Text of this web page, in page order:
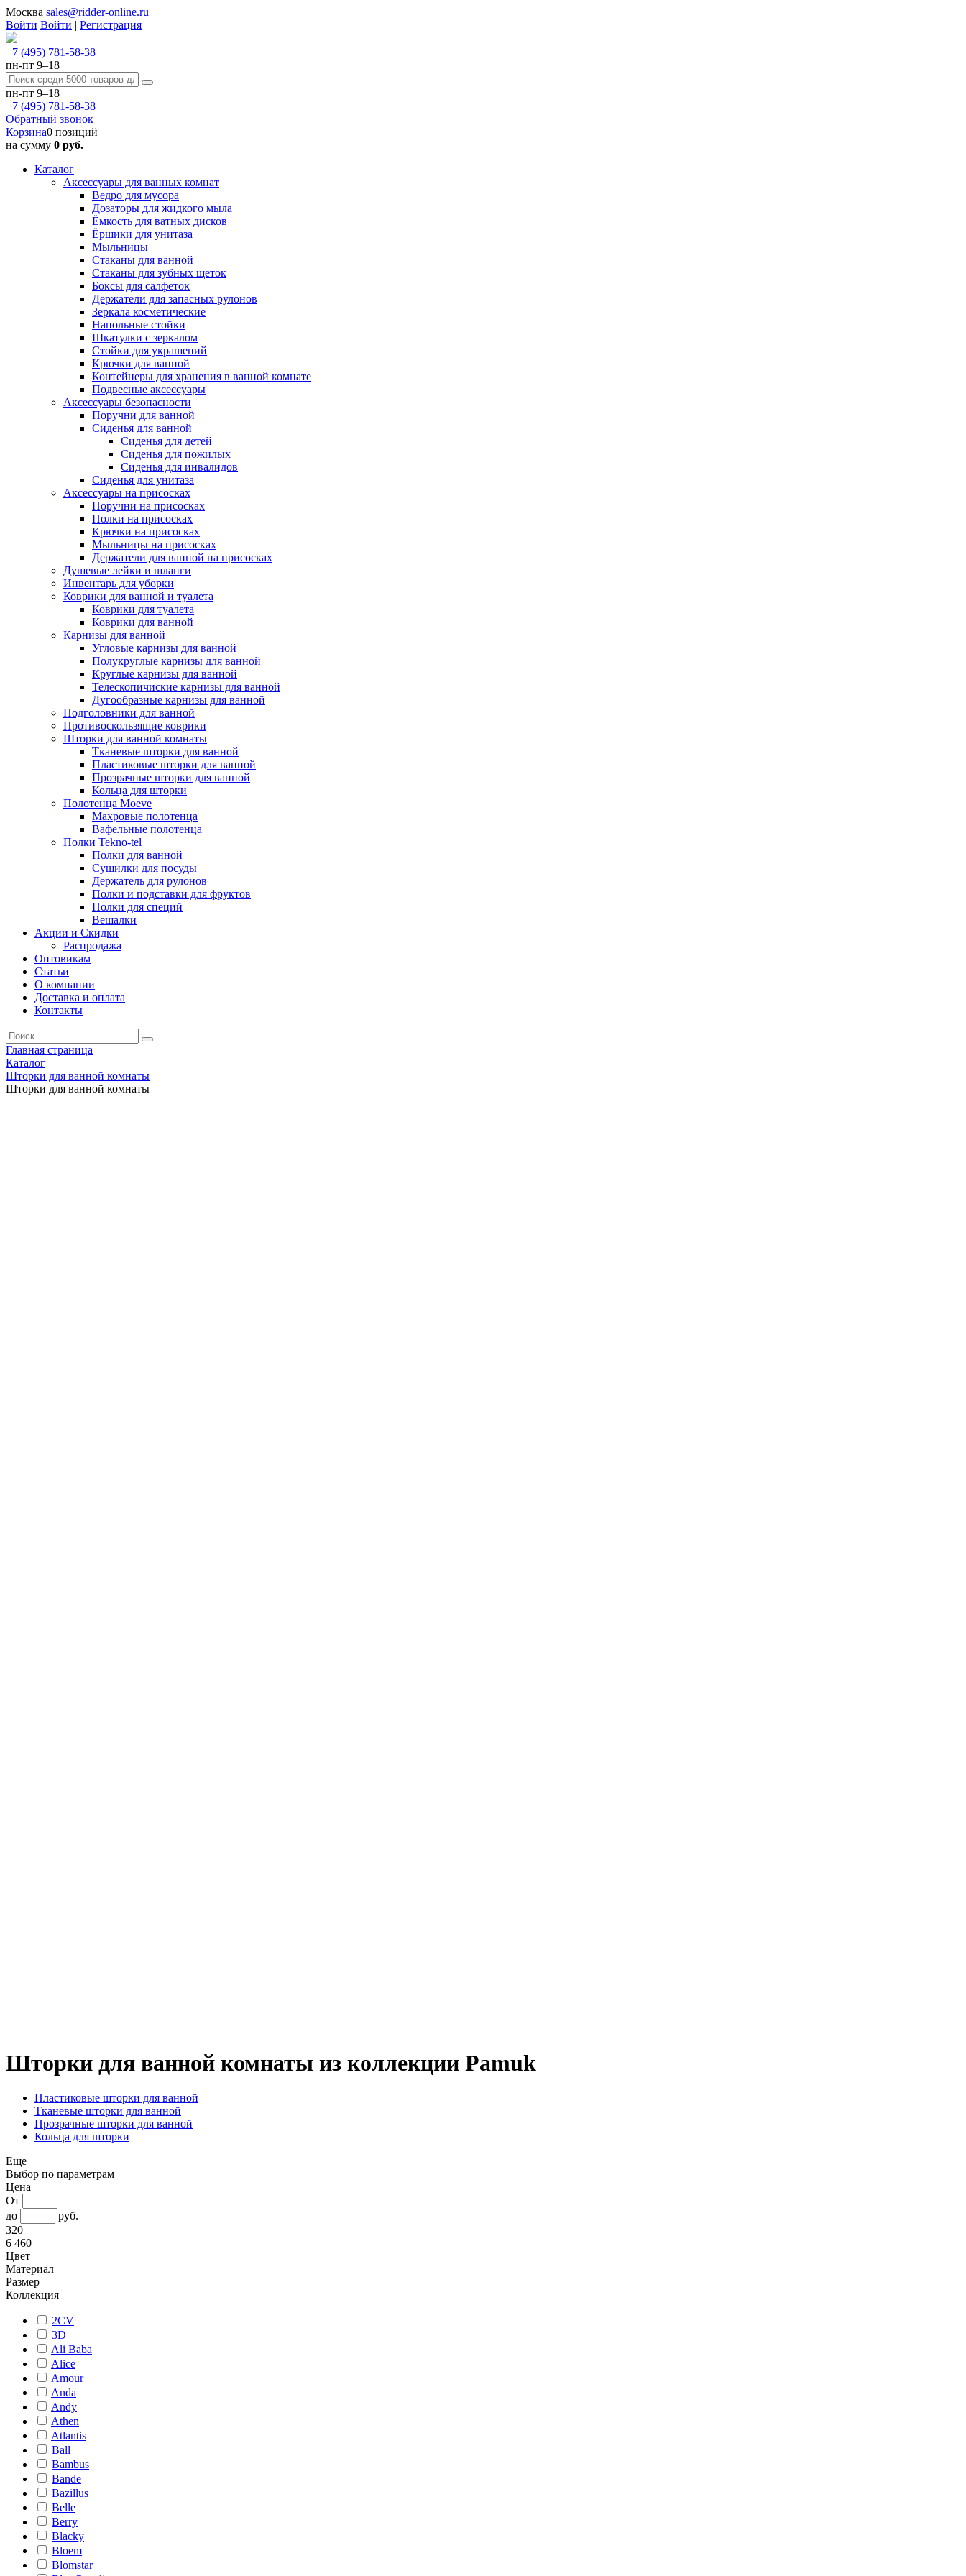
Москва sales@ridder-online.ru
Войти Войти | Регистрация
+7 (495) 781-58-38
пн-пт 9–18
пн-пт 9–18
+7 (495) 781-58-38
Обратный звонок
Корзина0 позиций
на сумму 0 руб.
Каталог
Аксессуары для ванных комнат
Ведро для мусора
Дозаторы для жидкого мыла
Ёмкость для ватных дисков
Ёршики для унитаза
Мыльницы
Стаканы для ванной
Стаканы для зубных щеток
Боксы для салфеток
Держатели для запасных рулонов
Зеркала косметические
Напольные стойки
Шкатулки с зеркалом
Стойки для украшений
Крючки для ванной
Контейнеры для хранения в ванной комнате
Подвесные аксессуары
Аксессуары безопасности
Поручни для ванной
Сиденья для ванной
Сиденья для детей
Сиденья для пожилых
Сиденья для инвалидов
Сиденья для унитаза
Аксессуары на присосках
Поручни на присосках
Полки на присосках
Крючки на присосках
Мыльницы на присосках
Держатели для ванной на присосках
Душевые лейки и шланги
Инвентарь для уборки
Коврики для ванной и туалета
Коврики для туалета
Коврики для ванной
Карнизы для ванной
Угловые карнизы для ванной
Полукруглые карнизы для ванной
Круглые карнизы для ванной
Телескопичиские карнизы для ванной
Дугообразные карнизы для ванной
Подголовники для ванной
Противоскользящие коврики
Шторки для ванной комнаты
Тканевые шторки для ванной
Пластиковые шторки для ванной
Прозрачные шторки для ванной
Кольца для шторки
Полотенца Moeve
Махровые полотенца
Вафельные полотенца
Полки Tekno-tel
Полки для ванной
Сушилки для посуды
Держатель для рулонов
Полки и подставки для фруктов
Полки для специй
Вешалки
Акции и Скидки
Распродажа
Оптовикам
Статьи
О компании
Доставка и оплата
Контакты
Главная страница
Каталог
Шторки для ванной комнаты
Шторки для ванной комнаты
Шторки для ванной комнаты из коллекции Pamuk
Пластиковые шторки для ванной
Тканевые шторки для ванной
Прозрачные шторки для ванной
Кольца для шторки
Еще
Выбор по параметрам
Цена
От
до
руб.
320
6 460
Цвет
Материал
Размер
Коллекция
2CV
3D
Ali Baba
Alice
Amour
Anda
Andy
Athen
Atlantis
Ball
Bambus
Bande
Bazillus
Belle
Berry
Blacky
Bloem
Blomstar